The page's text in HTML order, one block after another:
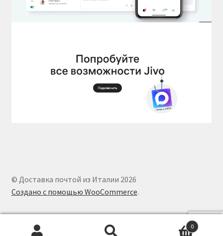
© Доставка почтой из Италии 2026
Создано с помощью WooCommerce.
0